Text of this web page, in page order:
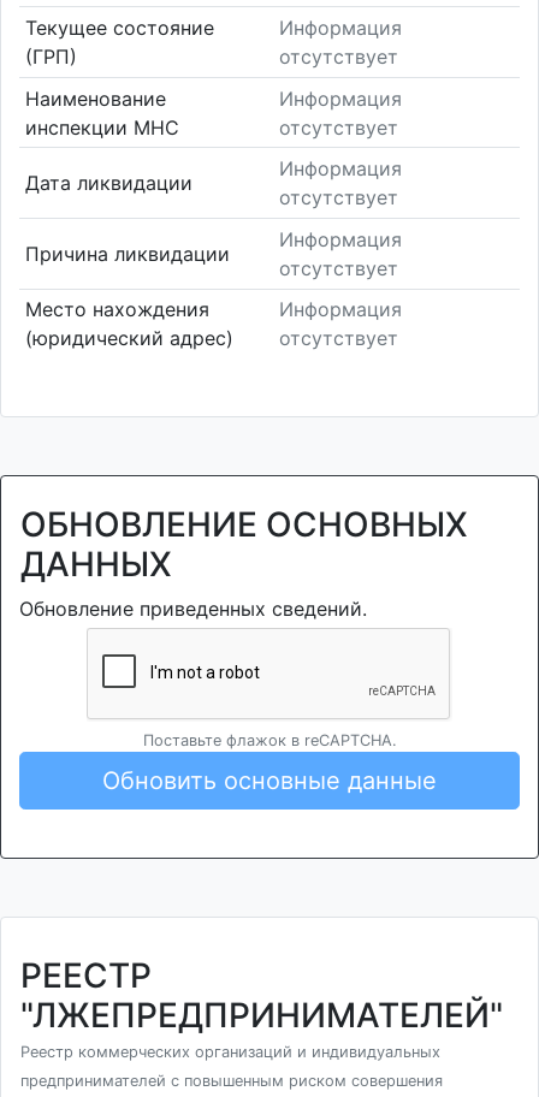
Текущее состояние
(ГРП)
Информация
отсутствует
Наименование
инспекции МНС
Информация
отсутствует
Дата ликвидации
Информация
отсутствует
Причина ликвидации
Информация
отсутствует
Место нахождения
(юридический адрес)
Информация
отсутствует
ОБНОВЛЕНИЕ ОСНОВНЫХ
ДАННЫХ
Обновление приведенных сведений.
Поставьте флажок в reCAPTCHA.
Обновить основные данные
РЕЕСТР
"ЛЖЕПРЕДПРИНИМАТЕЛЕЙ"
Реестр коммерческих организаций и индивидуальных
предпринимателей с повышенным риском совершения